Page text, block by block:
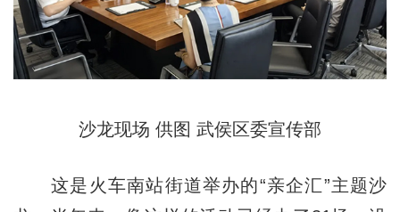
沙龙现场 供图 武侯区委宣传部
这是火车南站街道举办的“亲企汇”主题沙